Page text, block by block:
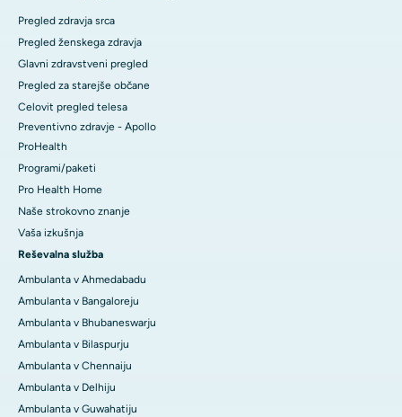
Pregled zdravja srca
Pregled ženskega zdravja
Glavni zdravstveni pregled
Pregled za starejše občane
Celovit pregled telesa
Preventivno zdravje - Apollo
ProHealth
Programi/paketi
Pro Health Home
Naše strokovno znanje
Vaša izkušnja
Reševalna služba
Ambulanta v Ahmedabadu
Ambulanta v Bangaloreju
Ambulanta v Bhubaneswarju
Ambulanta v Bilaspurju
Ambulanta v Chennaiju
Ambulanta v Delhiju
Ambulanta v Guwahatiju